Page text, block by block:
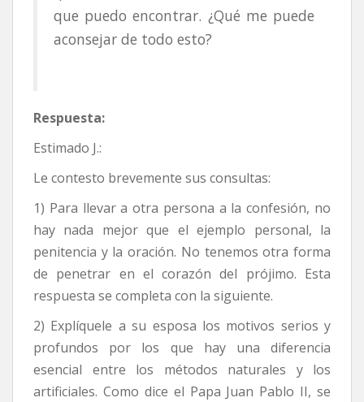
que puedo encontrar. ¿Qué me puede
aconsejar de todo esto?
Respuesta:
Estimado J.:
Le contesto brevemente sus consultas:
1) Para llevar a otra persona a la confesión, no
hay nada mejor que el ejemplo personal, la
penitencia y la oración. No tenemos otra forma
de penetrar en el corazón del prójimo. Esta
respuesta se completa con la siguiente.
2) Explíquele a su esposa los motivos serios y
profundos por los que hay una diferencia
esencial entre los métodos naturales y los
artificiales. Como dice el Papa Juan Pablo II, se